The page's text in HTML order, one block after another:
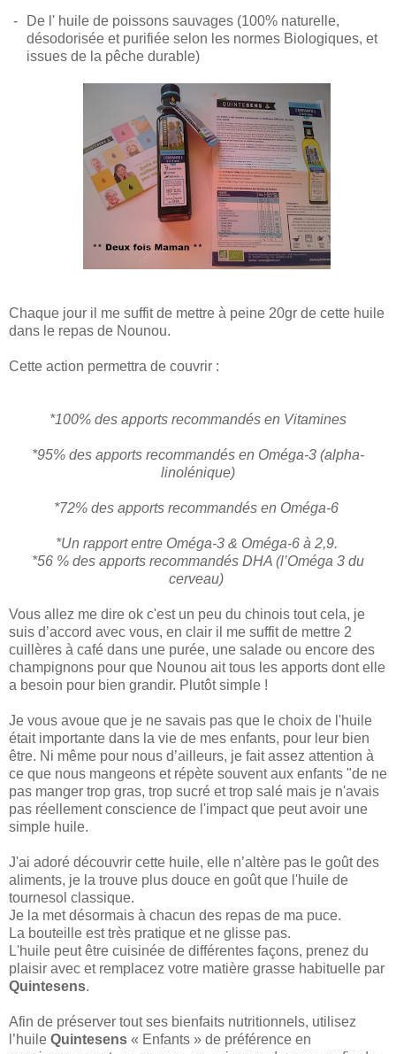
- De l' huile de poissons sauvages (100% naturelle,
désodorisée et purifiée selon les normes Biologiques, et
issues de la pêche durable)
Chaque jour il me suffit de mettre à peine 20gr de cette huile
dans le repas de Nounou.
Cette action permettra de couvrir :
*100% des apports recommandés en Vitamines
*95% des apports recommandés en Oméga-3 (alpha-
linolénique)
*72% des apports recommandés en Oméga-6
*Un rapport entre Oméga-3 & Oméga-6 à 2,9.
*56 % des apports recommandés DHA (l’Oméga 3 du
cerveau)
Vous allez me dire ok c'est un peu du chinois tout cela, je
suis d’accord avec vous, en clair il me suffit de mettre 2
cuillères à café dans une purée, une salade ou encore des
champignons pour que Nounou ait tous les apports dont elle
a besoin pour bien grandir. Plutôt simple !
Je vous avoue que je ne savais pas que le choix de l'huile
était importante dans la vie de mes enfants, pour leur bien
être. Ni même pour nous d’ailleurs, je fait assez attention à
ce que nous mangeons et répète souvent aux enfants "de ne
pas manger trop gras, trop sucré et trop salé mais je n'avais
pas réellement conscience de l'impact que peut avoir une
simple huile.
J'ai adoré découvrir cette huile, elle n’altère pas le goût des
aliments, je la trouve plus douce en goût que l'huile de
tournesol classique.
Je la met désormais à chacun des repas de ma puce.
La bouteille est très pratique et ne glisse pas.
L'huile peut être cuisinée de différentes façons, prenez du
plaisir avec et remplacez votre matière grasse habituelle par
Quintesens.
Afin de préserver tout ses bienfaits nutritionnels, utilisez
l’huile Quintesens « Enfants » de préférence en